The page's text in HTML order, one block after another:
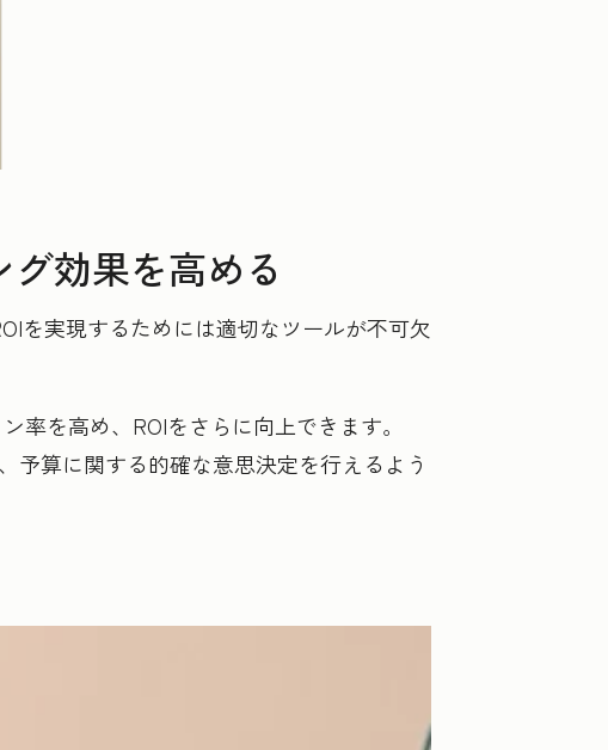
効果を高める
を実現するためには適切なツールが不可欠
を高め、ROIをさらに向上できます。
予算に関する的確な意思決定を行えるよう